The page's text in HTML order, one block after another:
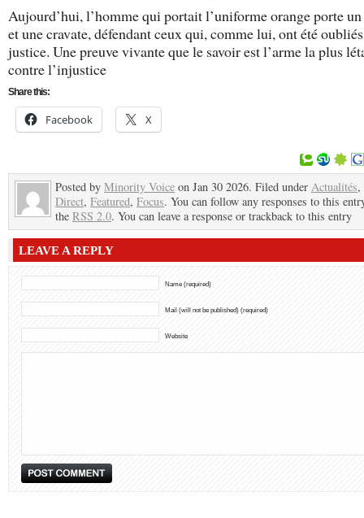
Aujourd’hui, l’homme qui portait l’uniforme orange porte
et une cravate, défendant ceux qui, comme lui, ont été
justice. Une preuve vivante que le savoir est l’arme la plus
contre l’injustice
Share this:
Facebook X
Posted by Minority Voice on Jan 30 2026. Filed under Actualités,
Direct, Featured, Focus. You can follow any responses to this
the RSS 2.0. You can leave a response or trackback to this entry
LEAVE A REPLY
Name (required)
Mail (will not be published) (required)
Website